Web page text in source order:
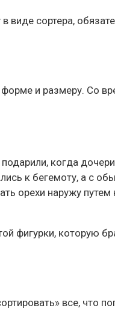
виде сортера,
и размеру. Со
когда
к бегемоту, а с
орехи наружу путем
фигурки, которую
все, что